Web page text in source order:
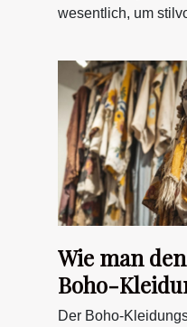
wesentlich, um
Wie man
Boho-
Figur findet
Der Boho-